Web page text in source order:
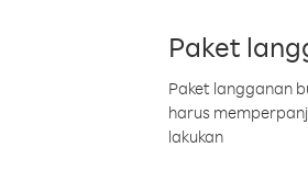
Paket
Paket langganan
harus
lakukan